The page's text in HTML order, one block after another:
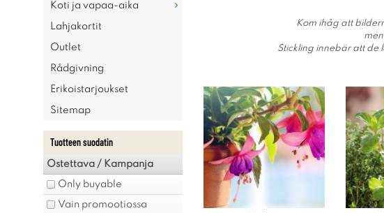
Koti ja vapaa-aika
Lahjakortit
Outlet
Rådgivning
Erikoistarjoukset
Sitemap
Tuotteen suodatin
Ostettava / Kampanja
Only buyable
Vain promootiossa
Kom ihåg att
Stickling innebär att de